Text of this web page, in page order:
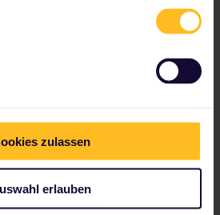
zulassen
erlauben
Zürich HB nach Luzern dauert
Fahre von der Anlegestelle direkt
Seilbahn zur Spitze des Bergs